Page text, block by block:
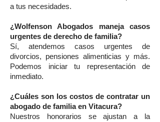
a tus necesidades.
¿Wolfenson Abogados maneja casos
urgentes de derecho de familia?
Sí, atendemos casos urgentes de
divorcios, pensiones alimenticias y más.
Podemos iniciar tu representación de
inmediato.
¿Cuáles son los costos de contratar un
abogado de familia en Vitacura?
Nuestros honorarios se ajustan a la